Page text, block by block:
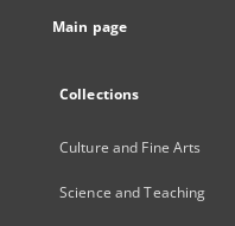
Main page
Collections
Culture and Fine Arts
Science and Teaching